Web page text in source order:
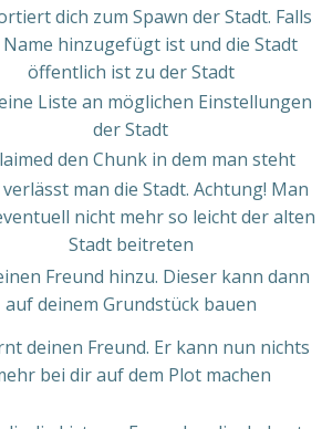
dich zum Spawn der Stadt. Falls
hinzugefügt ist und die Stadt
öffentlich ist zu der Stadt
Liste an möglichen Einstellungen
der Stadt
den Chunk in dem man steht
man die Stadt. Achtung! Man
nicht mehr so leicht der alten
Stadt beitreten
Freund hinzu. Dieser kann dann
auf deinem Grundstück bauen
deinen Freund. Er kann nun nichts
bei dir auf dem Plot machen